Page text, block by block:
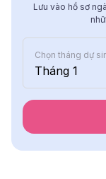
Lưu vào hồ sơ
Chọn tháng dự
Tháng 1